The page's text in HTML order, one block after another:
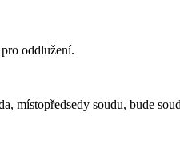
oddlužení.
místopředsedy soudu, bude